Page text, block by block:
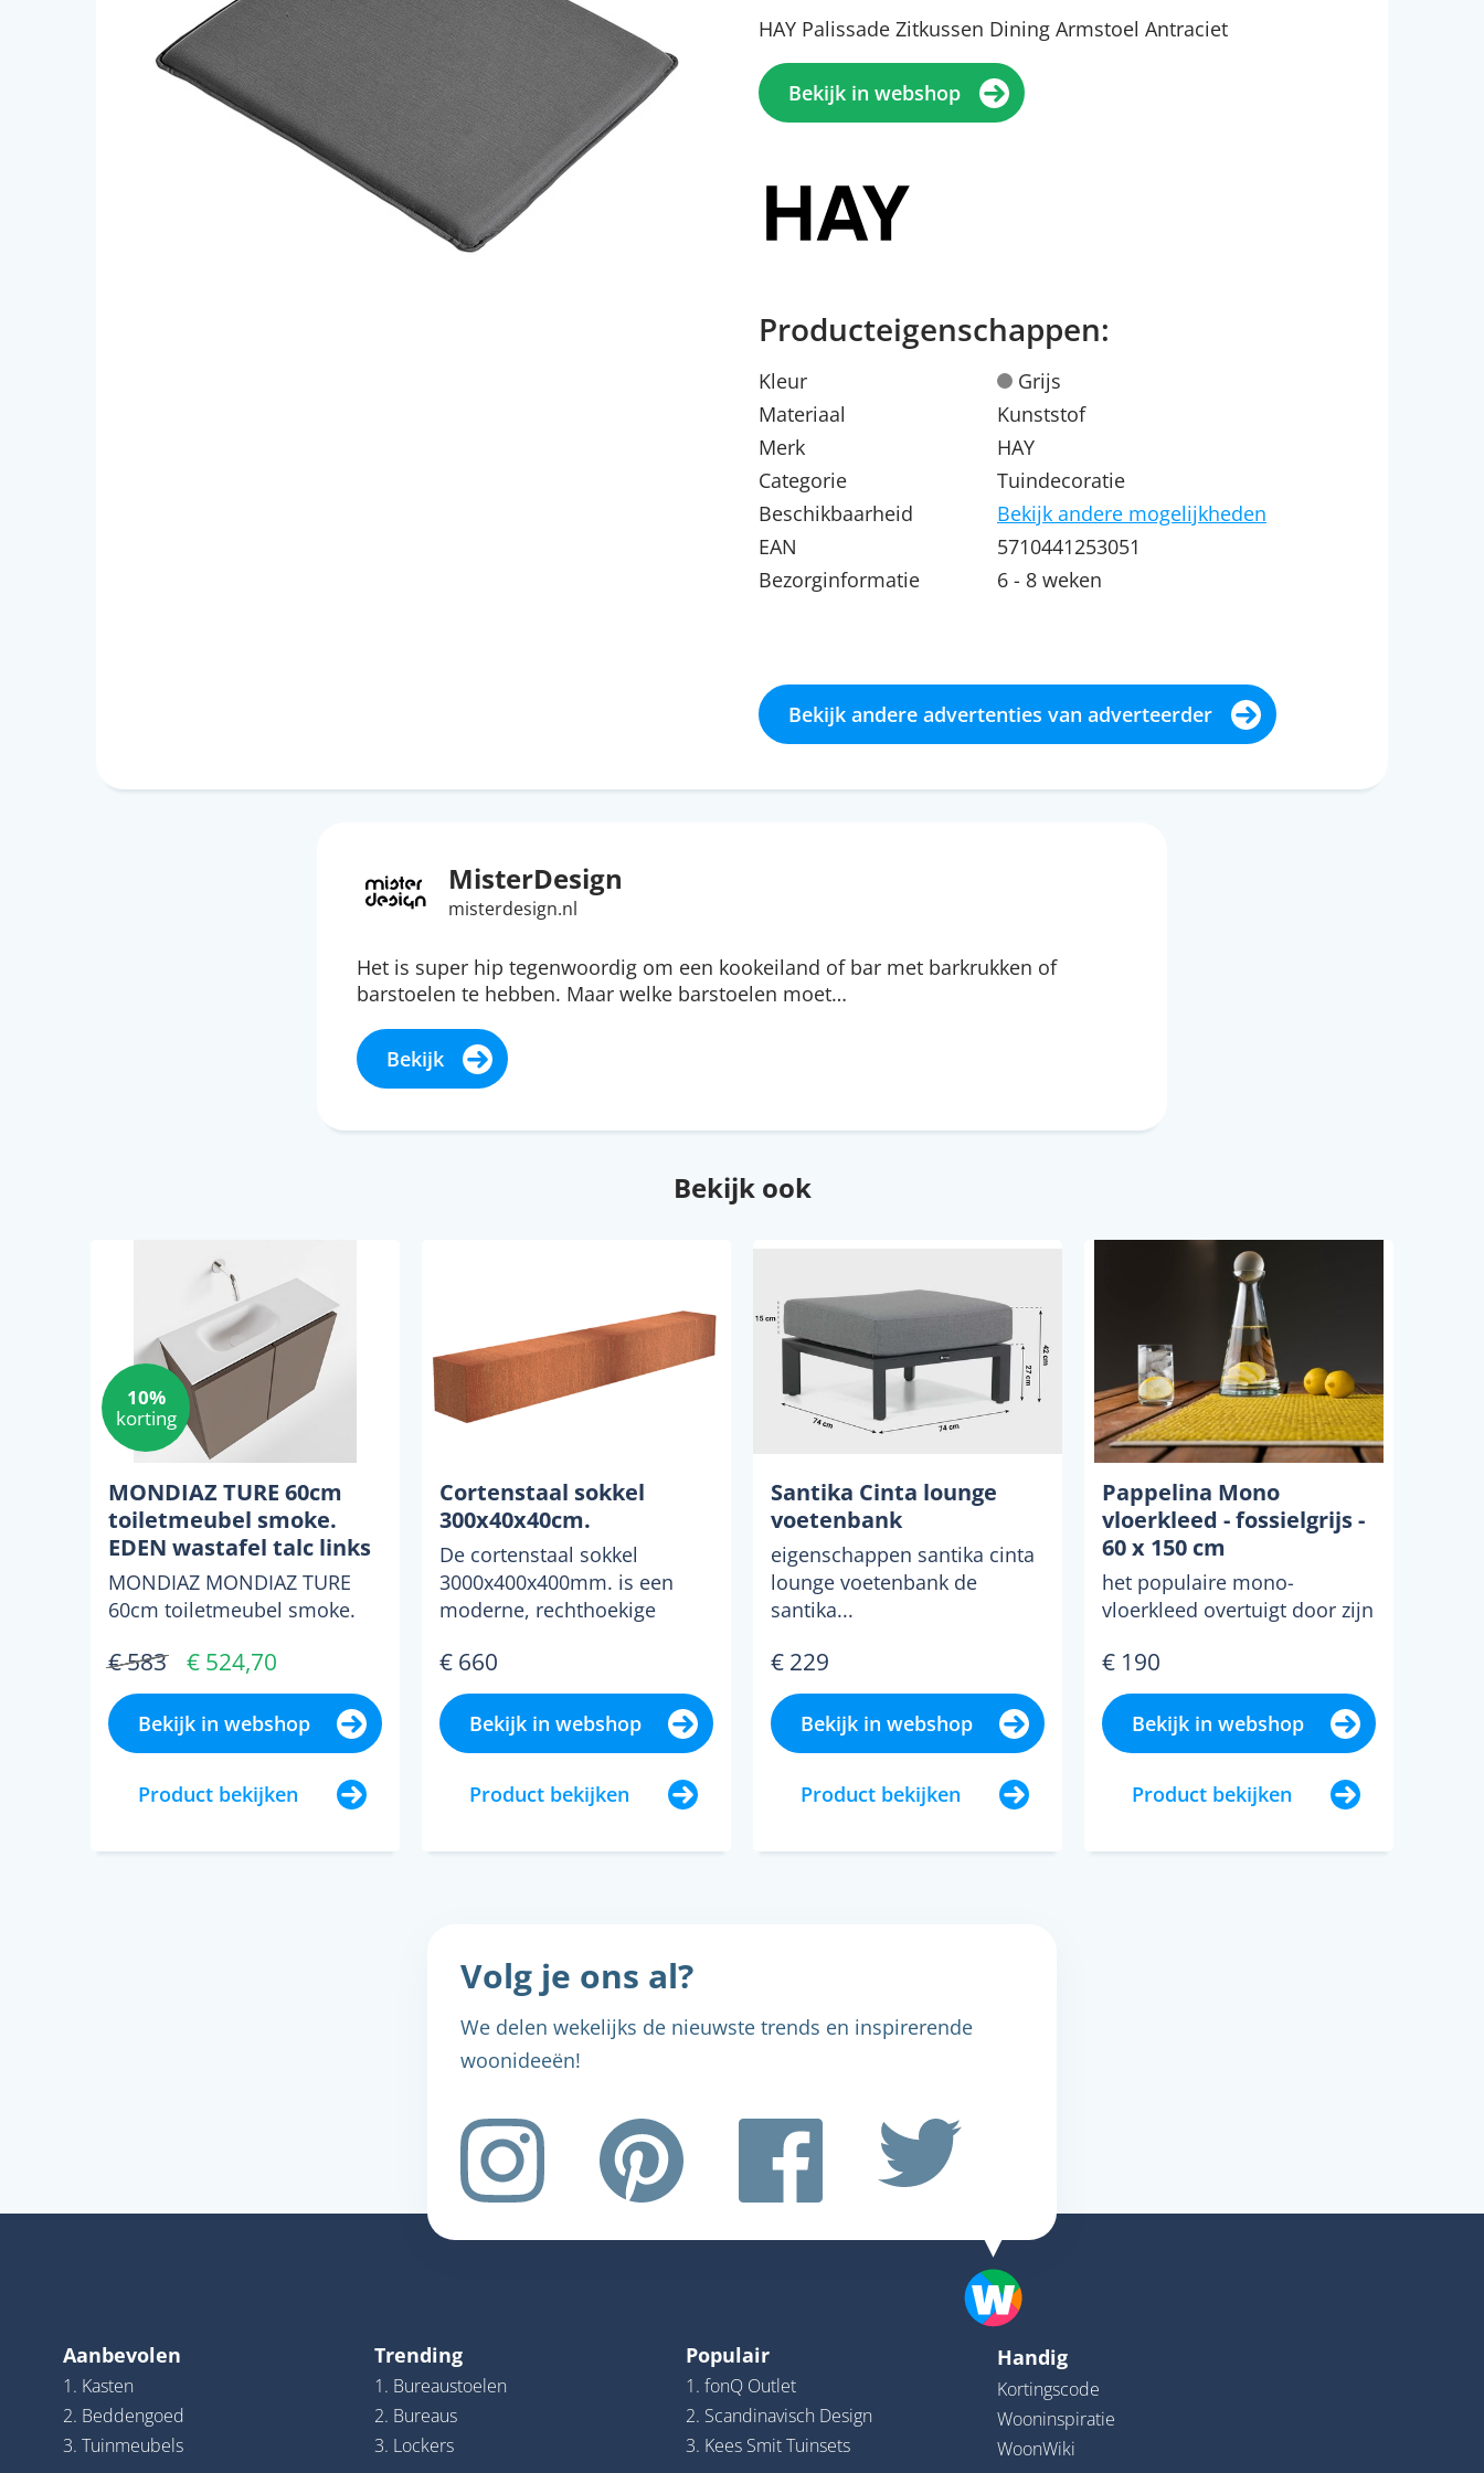
Menu sluiten
Menu sluiten
Menu sluiten
Menu sluiten
Menu sluiten
HAY Palissade Zitkussen Dining Armstoel Antraciet
Bekijk in webshop
Producteigenschappen:
Kleur
Grijs
Materiaal
Kunststof
Merk
HAY
Categorie
Tuindecoratie
Beschikbaarheid
Bekijk andere mogelijkheden
EAN
5710441253051
Bezorginformatie
6 - 8 weken
Bekijk andere advertenties van adverteerder
MisterDesign
misterdesign.nl
Het is super hip tegenwoordig om een kookeiland of bar met barkrukken of
barstoelen te hebben. Maar welke barstoelen moet…
Bekijk
Bekijk ook
10%
korting
MONDIAZ TURE 60cm
toiletmeubel smoke.
EDEN wastafel talc links
geen kraangat
MONDIAZ MONDIAZ TURE
60cm toiletmeubel smoke.
kraangat Moderniseer jo...
€ 583 € 524,70
Bekijk in webshop
Product bekijken
Cortenstaal sokkel
300x40x40cm.
De cortenstaal sokkel
3000x400x400mm. is een
moderne, rechthoekige
tijdloz...
€ 660
Bekijk in webshop
Product bekijken
Santika Cinta lounge
voetenbank
eigenschappen santika cinta
lounge voetenbank de
santika...
€ 229
Bekijk in webshop
Product bekijken
Pappelina Mono
vloerkleed - fossielgrijs -
60 x 150 cm
het populaire mono-
vloerkleed overtuigt door zijn
gemaakt van polyester
ketting...
€ 190
Bekijk in webshop
Product bekijken
Volg je ons al?
We delen wekelijks de nieuwste trends en inspirerende
woonideeën!
Aanbevolen
1. Kasten
2. Beddengoed
3. Tuinmeubels
Trending
1. Bureaustoelen
2. Bureaus
3. Lockers
Populair
1. fonQ Outlet
2. Scandinavisch Design
3. Kees Smit Tuinsets
Handig
Kortingscode
Wooninspiratie
WoonWiki